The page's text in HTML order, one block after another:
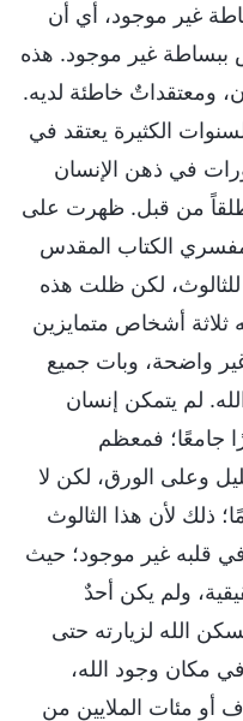
غير موجود، أي أن
ببساطة غير موجود. هذه
ومعتقداتٌ خاطئة لديه.
الكثيرة يعتقد في
في ذهن الإنسان
مطلقاً من قبل. ظهرت على
مفسري الكتاب المقدس
لكن ظلت هذه
ثلاثة أشخاص متمايزين
واضحة، وبات جميع
لم يتمكن إنسان
جامعًا؛ فمعظم
وعلى الورق، لكن لا
ذلك لأن هذا الثالوث
قلبه غير موجود؛ حيث
ولم يكن أحدٌ
الله لزيارته حتى
مكان وجود الله،
أو مئات الملايين من